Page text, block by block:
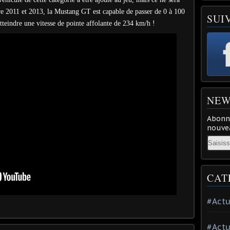
2011 et 2013, la Mustang GT est capable de passer de 0 à 100
une vitesse de pointe affolante de 234 km/h !
Email